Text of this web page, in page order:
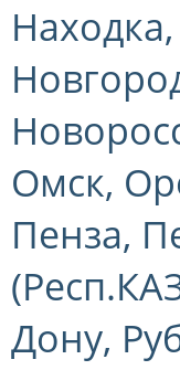
Омск,
Пенза,
Дону,